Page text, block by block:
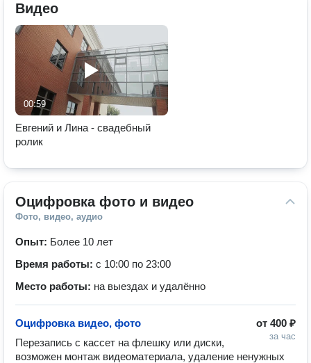
Видео
00:59
Евгений и Лина - свадебный
ролик
Оцифровка фото и видео
Фото, видео, аудио
Опыт: Более 10 лет
Время работы: с 10:00 по 23:00
Место работы: на выездах и удалённо
от 400 ₽
за час
Оцифровка видео, фото
Перезапись с кассет на флешку или диски,
возможен монтаж видеоматериала, удаление ненужных